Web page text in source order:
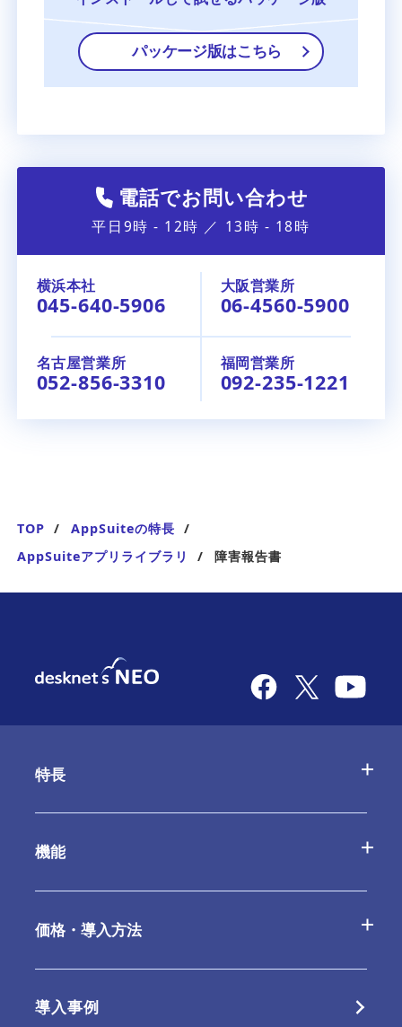
パッケージ版はこちら
電話でお問い合わせ
平日9時 - 12時 ／ 13時 - 18時
横浜本社
045-640-5906
大阪営業所
06-4560-5900
名古屋営業所
052-856-3310
福岡営業所
092-235-1221
TOP
AppSuiteの特長
AppSuiteアプリライブラリ
障害報告書
特長
desknetʼs NEOの特長
クラウド版の特長
機能
基本機能一覧
価格・導入方法
クラウド版
導入事例